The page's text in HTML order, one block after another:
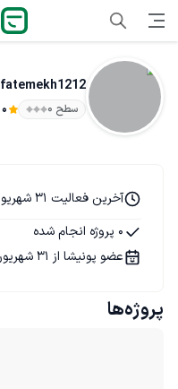
fatemekh1212
سطح ۰ 0
آخرین فعالیت 31 شهریور 1404
0 پروژه انجام شده
عضو پونیشا از 31 شهریور 1404
پروژه‌ها